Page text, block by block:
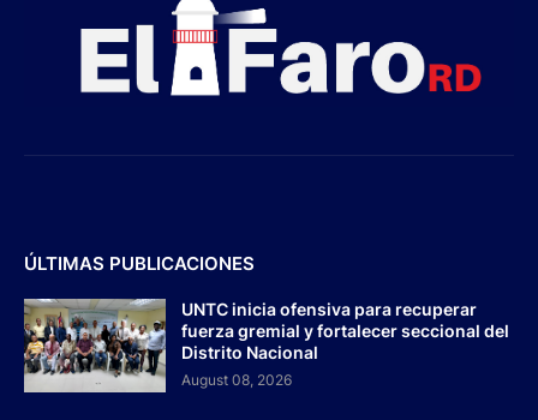
ÚLTIMAS PUBLICACIONES
UNTC inicia ofensiva para recuperar
fuerza gremial y fortalecer seccional del
Distrito Nacional
August 08, 2026